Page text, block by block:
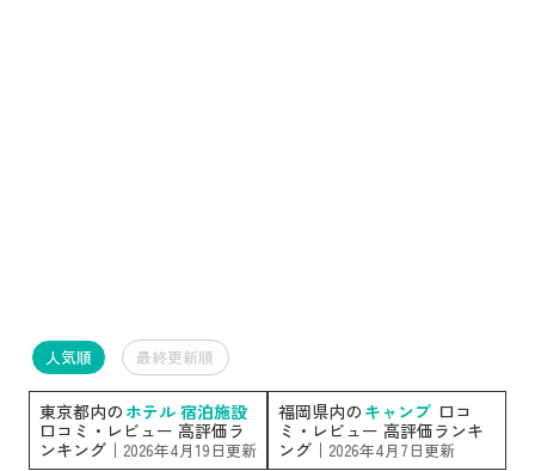
人気順 最終更新順
東京都内の ホテル 宿泊施設
口コミ・レビュー 高評価ラ
ンキング｜ 2026年4月19日更新
福岡県内の キャンプ 口コ
ミ・レビュー 高評価ランキ
ング｜ 2026年4月7日更新